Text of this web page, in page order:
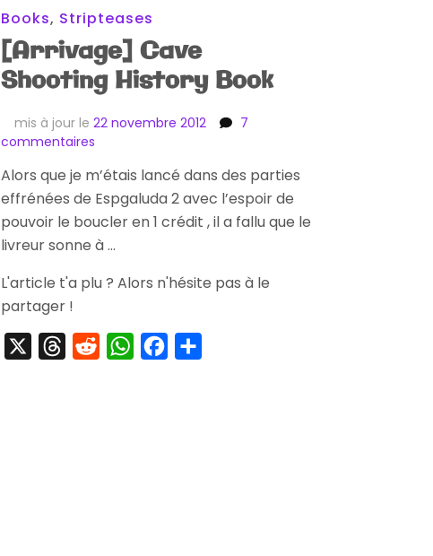
Books, Stripteases
[Arrivage] Cave
Shooting History Book
mis à jour le 22 novembre 2012
7
commentairessur
Cave
Shooting
History
Book
Alors que je m’étais lancé dans des parties
effrénées de Espgaluda 2 avec l’espoir de
pouvoir le boucler en 1 crédit , il a fallu que le
livreur sonne à …
L'article t'a plu ? Alors n'hésite pas à le
partager !
ThreadsRedditWhatsAppFacebook